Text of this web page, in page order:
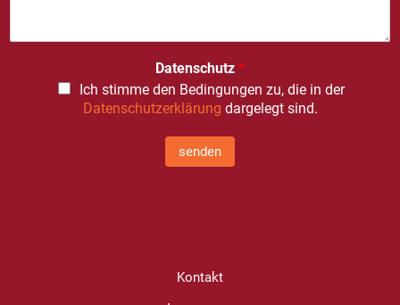
Datenschutz *
Ich stimme den Bedingungen zu, die in der
Datenschutzerklärung dargelegt sind.
senden
Kontakt